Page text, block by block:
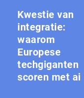
Kwestie van
integratie:
waarom
Europese
techgiganten
scoren met ai